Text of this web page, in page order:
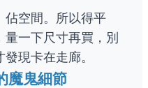
佔空間。所以得平
一下尺寸再買，別
現卡在走廊。
魔鬼細節